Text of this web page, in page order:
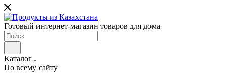
Готовый интернет-магазин товаров для дома
Каталог
По всему сайту